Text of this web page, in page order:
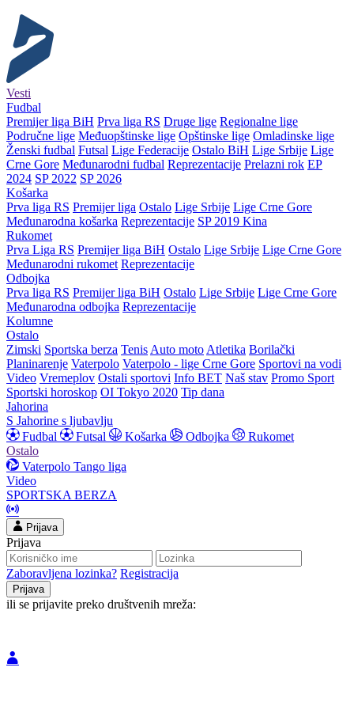
Vesti
Fudbal
Premijer liga BiH Prva liga RS Druge lige Regionalne lige
Područne lige Međuopštinske lige Opštinske lige Omladinske lige
Ženski fudbal Futsal Lige Federacije Ostalo BiH Lige Srbije Lige
Crne Gore Međunarodni fudbal Reprezentacije Prelazni rok EP
2024 SP 2022 SP 2026
Košarka
Prva liga RS Premijer liga Ostalo Lige Srbije Lige Crne Gore
Međunarodna košarka Reprezentacije SP 2019 Kina
Rukomet
Prva Liga RS Premijer liga BiH Ostalo Lige Srbije Lige Crne Gore
Međunarodni rukomet Reprezentacije
Odbojka
Prva liga RS Premijer liga BiH Ostalo Lige Srbije Lige Crne Gore
Međunarodna odbojka Reprezentacije
Kolumne
Ostalo
Zimski Sportska berza Tenis Auto moto Atletika Borilački
Planinarenje Vaterpolo Vaterpolo - lige Crne Gore Sportovi na vodi
Video Vremeplov Ostali sportovi Info BET Naš stav Promo Sport
Sportski horoskop OI Tokyo 2020 Tip dana
Jahorina
S Jahorine s ljubavlju
Fudbal
Futsal Košarka Odbojka
Rukomet
Ostalo
Vaterpolo Tango liga
Video
SPORTSKA BERZA
Prijava
Prijava
Zaboravljena lozinka? Registracija
ili se prijavite preko društvenih mreža: